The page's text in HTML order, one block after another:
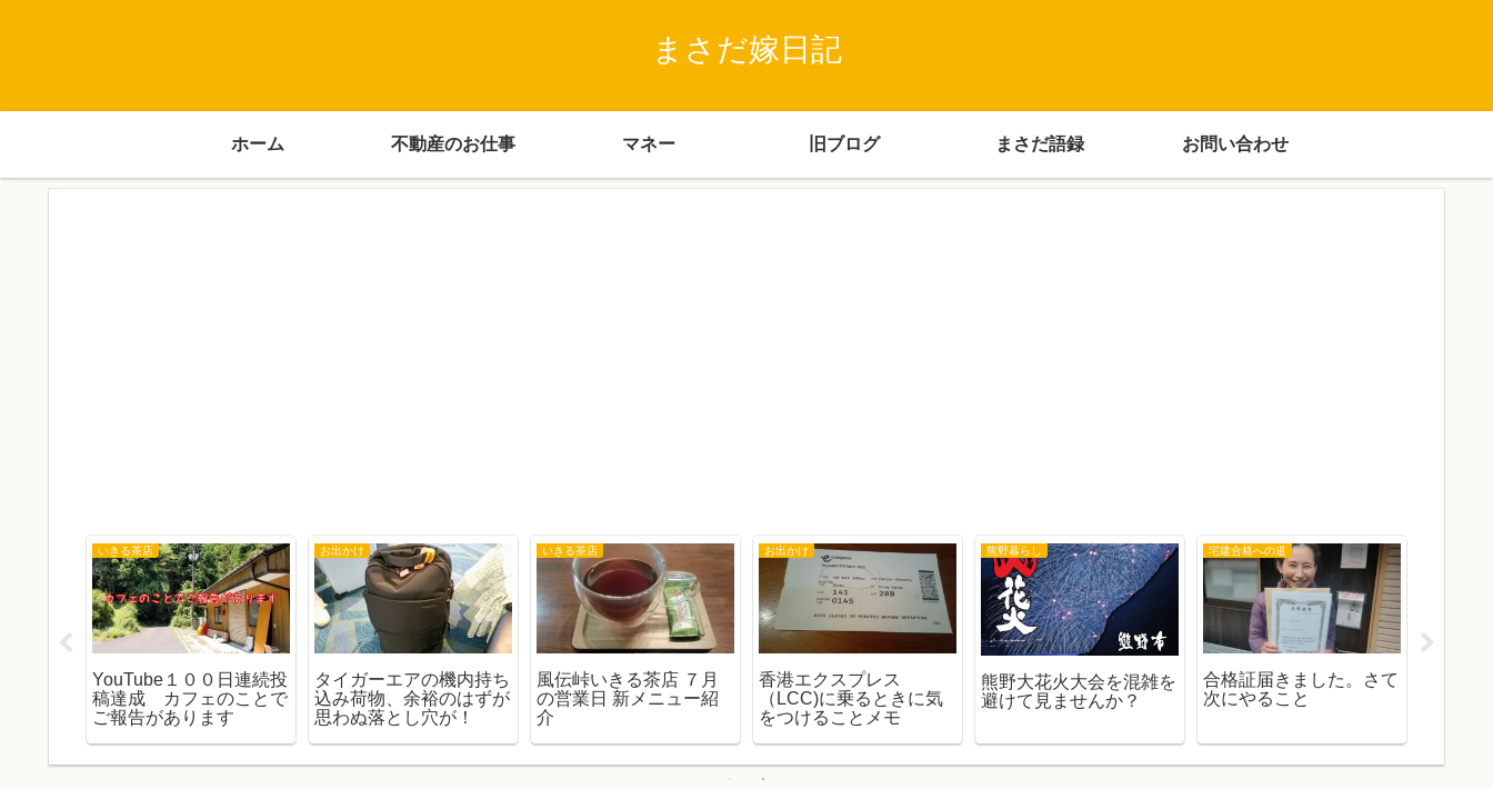
まさだ嫁日記
ホーム 不動産のお仕事 マネー 旧ブログ まさだ語録 お問い合わせ
いきる茶店
YouTube１００日連続投
稿達成 カフェのことで
ご報告があります
お出かけ
タイガーエアの機内持ち
込み荷物、余裕のはずが
思わぬ落とし穴が！
いきる茶店
風伝峠いきる茶店 ７月
の営業日 新メニュー紹
介
お出かけ
香港エクスプレス
（LCC)に乗るときに気
をつけることメモ
熊野暮らし
熊野大花火大会を混雑を
避けて見ませんか？
宅建合格への道
合格証届きました。さて
次にやること